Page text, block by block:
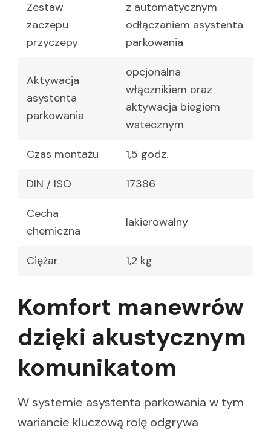
Zestaw
zaczepu
przyczepy
z automatycznym
odłączaniem asystenta
parkowania
Aktywacja
asystenta
parkowania
opcjonalna
włącznikiem oraz
aktywacja biegiem
wstecznym
Czas montażu 1,5 godz.
DIN / ISO 17386
Cecha
chemiczna
lakierowalny
Ciężar 1,2 kg
Komfort manewrów
dzięki akustycznym
komunikatom
W systemie asystenta parkowania w tym
wariancie kluczową rolę odgrywa